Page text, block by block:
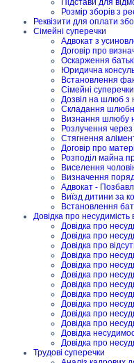
Підстави для
Розмір зборів з
Реквізити для оплати
Сімейні суперечки
Адвокат з
Договір про
Оскарження
Юридична
Встановлення
Сімейні суперечки
Дозвіл на шлюб з
Складання
Визнання шлюбу
Розлучення через
Стягнення
Договір про
Розподіл майна
Виселення
Визначення
Адвокат -
Виїзд дитини за
Встановлення
Довідка про несудимість
Довідка про
Довідка про
Довідка про
Довідка про
Довідка про
Довідка про
Довідка про
Довідка про
Довідка про
Довідка про
Довідка про
Довідка
Довідка про
Трудові суперечки